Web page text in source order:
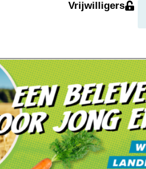
Vrijwilligers